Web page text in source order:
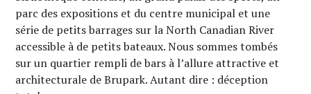
parc des expositions et du centre municipal et une
série de petits barrages sur la North Canadian River
accessible à de petits bateaux. Nous sommes tombés
sur un quartier rempli de bars à l’allure attractive et
architecturale de Brupark. Autant dire : déception